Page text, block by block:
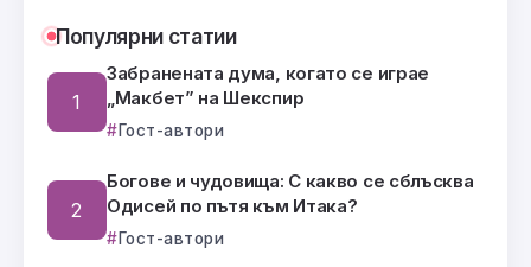
Популярни статии
Забранената дума, когато се играе
„Макбет” на Шекспир
Гост-автори
Богове и чудовища: С какво се сблъсква
Одисей по пътя към Итака?
Гост-автори